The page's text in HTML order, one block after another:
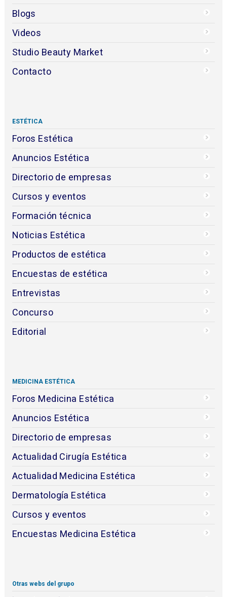
Blogs
Videos
Studio Beauty Market
Contacto
ESTÉTICA
Foros Estética
Anuncios Estética
Directorio de empresas
Cursos y eventos
Formación técnica
Noticias Estética
Productos de estética
Encuestas de estética
Entrevistas
Concurso
Editorial
MEDICINA ESTÉTICA
Foros Medicina Estética
Anuncios Estética
Directorio de empresas
Actualidad Cirugía Estética
Actualidad Medicina Estética
Dermatología Estética
Cursos y eventos
Encuestas Medicina Estética
Otras webs del grupo